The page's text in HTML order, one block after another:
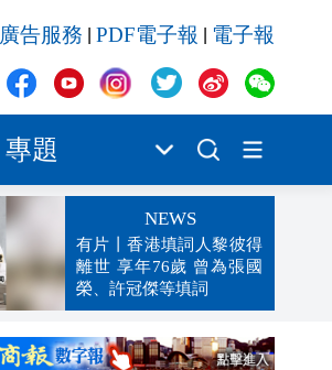
廣告服務 PDF電子報 電子報
專題
NEWS
有片丨香港填詞人黎彼得
離世 享年76歲 曾為張國
榮、許冠傑等填詞